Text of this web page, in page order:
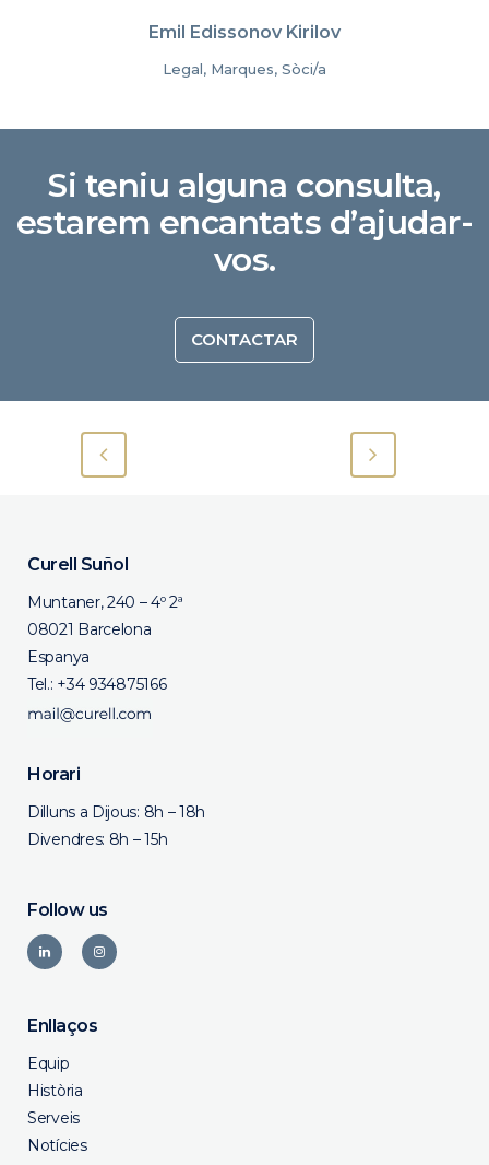
Emil Edissonov Kirilov
Legal, Marques, Sòci/a
Si teniu alguna consulta,
estarem encantats d’ajudar-
vos.
CONTACTAR
Curell Suñol
Muntaner, 240 – 4º 2ª
08021 Barcelona
Espanya
Tel.: +34 934875166
Horari
Dilluns a Dijous: 8h – 18h
Divendres: 8h – 15h
Follow us
Enllaços
Equip
Història
Serveis
Notícies